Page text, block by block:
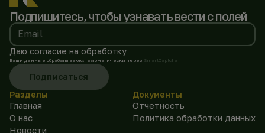
Подпишитесь, чтобы узнавать вести с полей
Email
Даю согласие на обработку
Ваши данные обрабатываются автоматически через SmartCaptcha
Подписаться
Разделы
Главная
О нас
Новости
Документы
Отчетность
Политика обработки данных